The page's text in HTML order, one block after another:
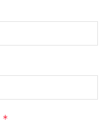
*